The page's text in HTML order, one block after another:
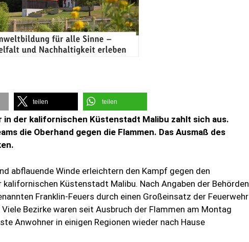
teilen teilen
in der kalifornischen Küstenstadt Malibu zahlt sich aus.
die Oberhand gegen die Flammen. Das Ausmaß des
abflauende Winde erleichtern den Kampf gegen den
Küstenstadt Malibu. Nach Angaben der Behörden
Franklin-Feuers durch einen Großeinsatz der Feuerwehr
Bezirke waren seit Ausbruch der Flammen am Montag
Anwohner in einigen Regionen wieder nach Hause